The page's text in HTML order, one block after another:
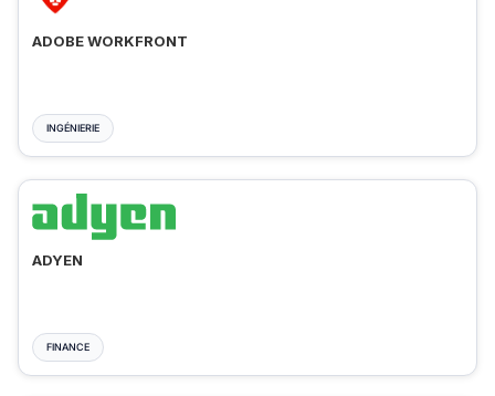
ADOBE WORKFRONT
INGÉNIERIE
ADYEN
FINANCE